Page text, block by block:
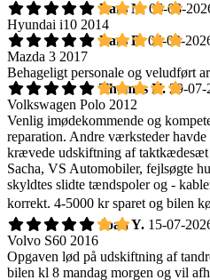
Lars N. 06-08-
Hyundai i10 2014
Lars B. 05-08-
Mazda 3 2017
Behageligt personale og veludført
Thomas H. 29-07-
Volkswagen Polo 2012
Venlig imødekommende og
reparation. Andre værksteder
krævede udskiftning af
Sacha, VS Automobiler, fejlsøgte
skyldtes slidte tændspoler og -
korrekt. 4-5000 kr sparet og bilen
Joan Y. 15-07-
Volvo S60 2016
Opgaven lød på udskiftning af
bilen kl 8 mandag morgen og vil